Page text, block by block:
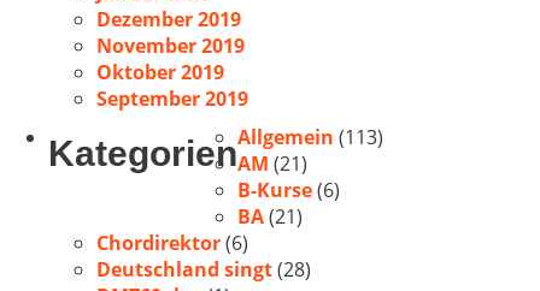
Dezember 2019
November 2019
Oktober 2019
September 2019
KategorienAllgemein (113)
AM (21)
B-Kurse(6)
BA(21)
Chordirektor(6)
Deutschland singt(28)